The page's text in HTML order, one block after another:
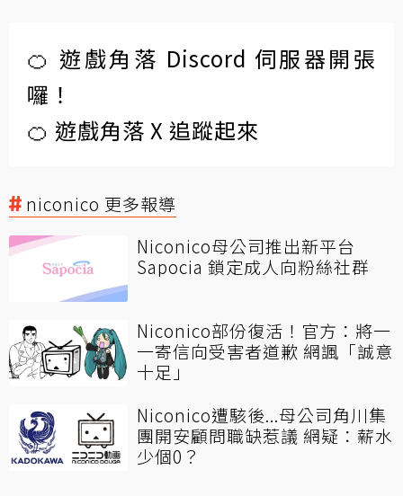
🍊 遊戲角落 Discord 伺服器開張
囉！
🍊 遊戲角落 X 追蹤起來
niconico 更多報導
Niconico母公司推出新平台
Sapocia 鎖定成人向粉絲社群
Niconico部份復活！官方：將一
一寄信向受害者道歉 網諷「誠意
十足」
Niconico遭駭後...母公司角川集
團開安顧問職缺惹議 網疑：薪水
少個0？